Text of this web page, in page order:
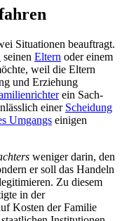
Situationen beauftragt.
seinen Eltern oder einem
weil die Eltern
und Erziehung
ein Sach­
einer Scheidung
Umgangs einigen
weniger darin, den
er soll das Handeln
Zu diesem
in der
Kosten der Familie